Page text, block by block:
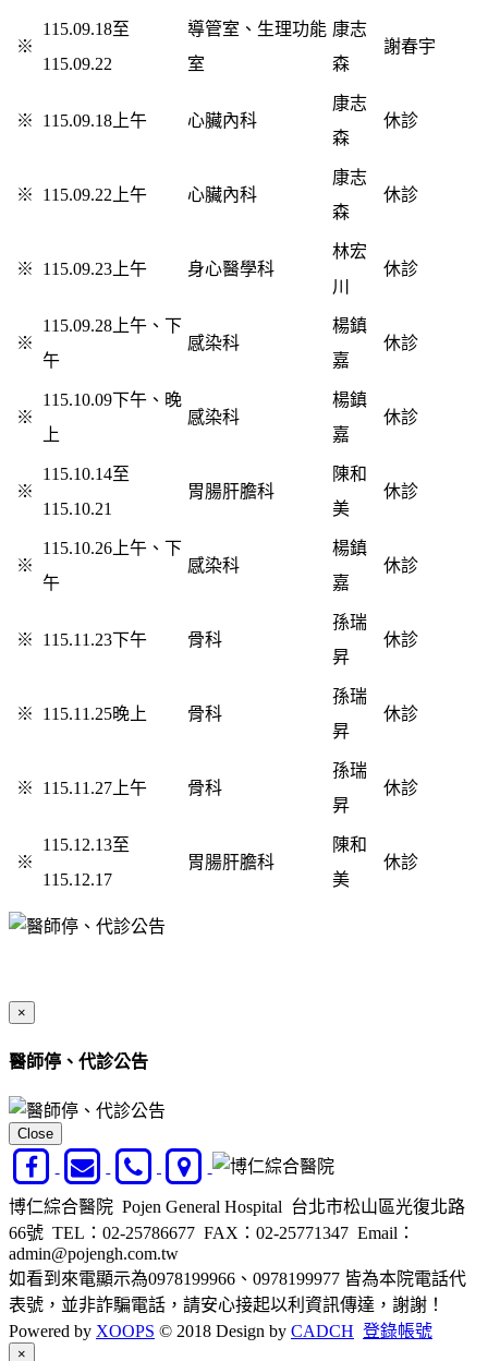
※
115.09.18至
115.09.22
導管室、生理功能
室
康志
森
謝春宇
※ 115.09.18上午 心臟內科
康志
森
休診
※ 115.09.22上午 心臟內科
康志
森
休診
※ 115.09.23上午 身心醫學科
林宏
川
休診
※
115.09.28上午、下
午
感染科
楊鎮
嘉
休診
※
115.10.09下午、晚
上
感染科
楊鎮
嘉
休診
※
115.10.14至
115.10.21
胃腸肝膽科
陳和
美
休診
※
115.10.26 上午、下
午
感染科
楊鎮
嘉
休診
※ 115.11.23下午 骨科
孫瑞
昇
休診
※ 115.11.25晚上 骨科
孫瑞
昇
休診
※ 115.11.27上午 骨科
孫瑞
昇
休診
※
115.12.13至
115.12.17
胃腸肝膽科
陳和
美
休診
×
醫師停、代診公告
Close
博仁綜合醫院 Pojen General Hospital 台北市松山區光復北路
66號 TEL：02-25786677 FAX：02-25771347 Email：
admin@pojengh.com.tw
如看到來電顯示為0978199966、0978199977 皆為本院電話代
表號，並非詐騙電話，請安心接起以利資訊傳達，謝謝！
Powered by XOOPS © 2018 Design by CADCH 登錄帳號
×